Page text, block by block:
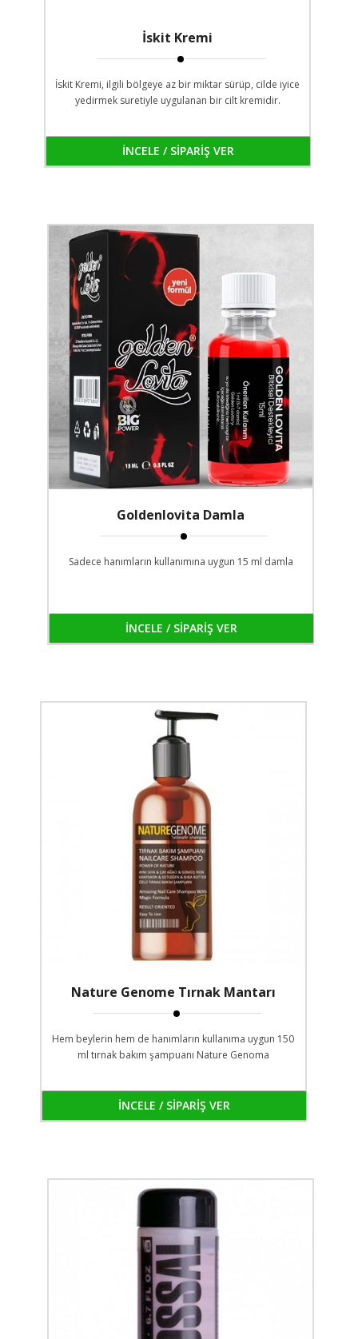
İskit Kremi
İskit Kremi, ilgili bölgeye az bir miktar sürüp, cilde iyice
yedirmek suretiyle uygulanan bir cilt kremidir.
İNCELE / SİPARİŞ VER
Goldenlovita Damla
Sadece hanımların kullanımına uygun 15 ml damla
İNCELE / SİPARİŞ VER
Nature Genome Tırnak Mantarı
Şampuanı
Hem beylerin hem de hanımların kullanıma uygun 150
ml tırnak bakım şampuanı Nature Genoma
İNCELE / SİPARİŞ VER